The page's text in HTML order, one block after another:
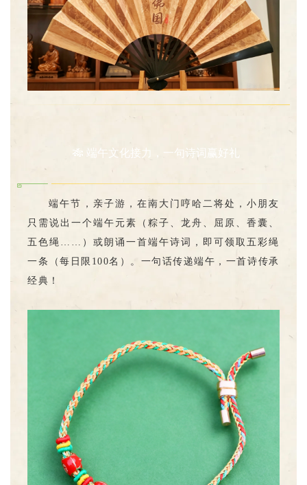
🎋 端午文化接力，一句诗词赢好礼
端午节，亲子游，在南大门哼哈二将处，小朋友
只需说出一个端午元素（粽子、龙舟、屈原、香囊、
五色绳……）或朗诵一首端午诗词，即可领取五彩绳
一条（每日限100名）。一句话传递端午，一首诗传承
经典！